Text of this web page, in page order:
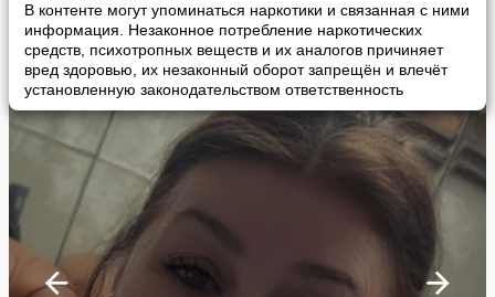
В контенте могут упоминаться наркотики и связанная с ними
информация. Незаконное потребление наркотических
средств, психотропных веществ и их аналогов причиняет
вред здоровью, их незаконный оборот запрещён и влечёт
установленную законодательством ответственность